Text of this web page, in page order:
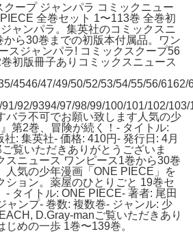
ープ ジャンパラ コミックニュー
全巻セット 1〜113巻 全巻初
ャンパラ。集英社のコミックスニ
から30巻までの初版本付属品。ワン
スジャンパラ! コミックスクープ56
初版冊子ありコミックスニュース
4546/47/49/50/52/53/54/55/56/
92/9394/97/98/99/100/101/102/
バラ不可でお願い致します人気の少
第2巻、冒険が続く！- タイトル:
: 集英社- 価格: 410円- 発行日: 4月
覧いただきありがとうございま
スニュース ワンピース1巻から30巻
人気の少年漫画「ONE PIECE」を
ション。薬屋のひとりごと 19巻セ
- タイトル: ONE PIECE- 著者: 尾田
ャンプ- 巻数: 複数巻- ジャンル: 少
D.Gray-manご覧いただきあり
めの一歩 1巻〜139巻。